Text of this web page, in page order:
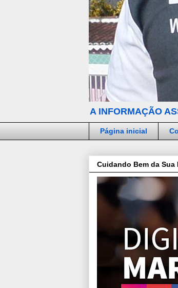
A INFORMAÇÃO
Página inicial
Cuidando Bem da Sua